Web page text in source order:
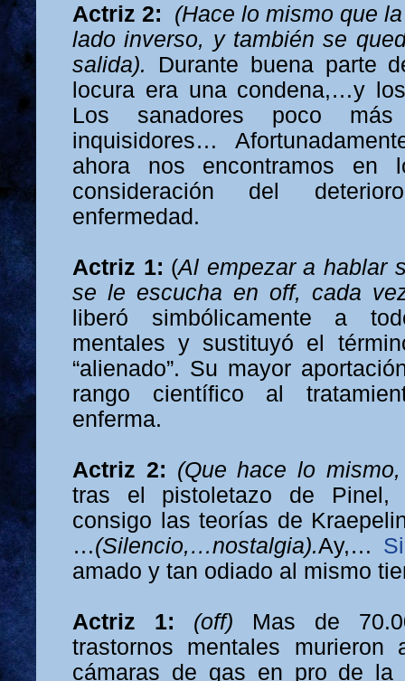
Actriz 2:
(Hace lo mismo que
lado inverso, y también se
salida). Durante buena parte
locura era una condena,…y
Los sanadores poco
inquisidores…
ahora nos encontramos en
consideración del
enfermedad.
Actriz 1: (Al empezar a hablar
se le escucha en off, cada
liberó simbólicamente a
mentales y sustituyó el
“alienado”. Su mayor
rango científico al
enferma.
Actriz 2: (Que hace lo
tras el pistoletazo de
consigo las teorías de
…(Silencio,…nostalgia).Ay,…
amado y tan odiado al mismo
Actriz 1: (off) Mas de
trastornos mentales murieron
cámaras de gas en pro de la